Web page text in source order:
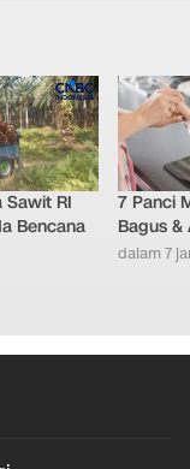
Sawit RI
Bencana
7 Panci
Bagus &
dalam 7